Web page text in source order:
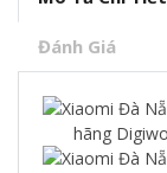
Đánh Giá